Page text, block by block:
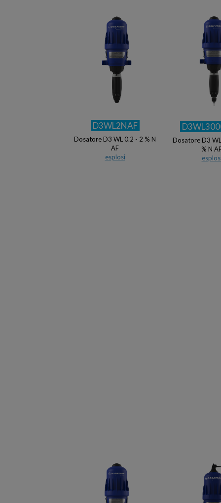
D3WL2NAF
Dosatore D3 WL 0.2 - 2 % N
AF
esplosi
Dosatore D3
% N